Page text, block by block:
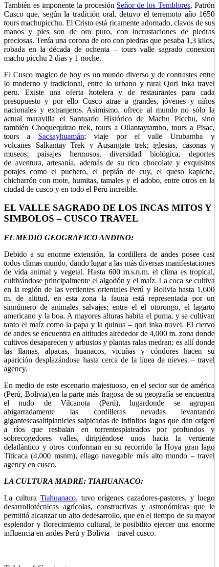
También es imponente la procesión Señor de los Temblores, Patrón
Cusco que, según la tradición oral, detuvo el terremoto año 1650
tours machupicchu. El Cristo está ricamente adornado, clavos de sus
manos y pies son de oro puro, con incrustaciones de piedras
preciosas. Tenía una corona de oro con piedras que pesaba 1,3 kilos,
robada en la década de ochenta – tours valle sagrado conexion
machu picchu 2 dias y 1 noche.
El Cusco magico de hoy es un mundo diverso y de contrastes entre
lo moderno y tradicional, entre lo urbano y rural Qori inka travel
peru. Existe una oferta hotelera y de restaurantes para cada
presupuesto y por ello Cusco atrae a grandes, jóvenes y niños
nacionales y extranjeros. Asimismo, ofrece al mundo no sólo la
actual maravilla el Santuario Histórico de Machu Picchu, sino
también Choquequirao trek, tours a Ollantaytambo, tours a Pisac,
tours a Sacsayhuamán; viaje por el valle Urubamba y
volcanes Salkantay Trek y Ausangate trek; iglesias, casonas y
museos; paisajes hermosos, diversidad biológica, deportes
de aventura, artesanía, además de su rico chocolate y exquisitos
potajes como el puchero, el pepián de cuy, el queso kapiche,
chicharrón con mote, humitas, tamales y el adobo, entre otros en la
ciudad de cusco y en todo el Peru increible.
EL VALLE SAGRADO DE LOS INCAS MITOS Y
SIMBOLOS – CUSCO TRAVEL
EL MEDIO GEOGRAFICO ANDINO:
Debido a su enorme extensión, la cordillera de andes posee casi
todos climas mundo, dando lugar a las más diversas manifestaciones
de vida animal y vegetal. Hasta 600 m.s.n.m. el clima es tropical,
cultivándose principalmente el algodón y el maíz. La coca se cultiva
en la región de las vertientes orientales Perú y Bolivia hasta 1,600
m. de altitud, en esta zona la fauna está representada por un
sinnúmero de animales salvajes; entre el el otorongo, el lagarto
americano y la boa. A mayores alturas habita el puma, y se cultivan
tanto el maíz como la papa y la quinua – qori inka travel. El ciervo
de andes se encuentra en altitudes alrededor de 4,000 m. zona donde
cultivos desaparecen y arbustos y plantas ralas medran; es allí donde
las llamas, alpacas, huanacos, vicuñas y cóndores hacen su
aparición desplazándose hasta cerca de la línea de nieves – travel
agency.
En medio de este escenario majestuoso, en el sector sur de américa
(Perú, Bolivia),en la parte más fragosa de su geografía se encuentra
el nudo de Vilcanota (Perú), lugardonde seagrupan
abigarradamente las cordilleras nevadas levantando
gigantescasaltiplanicies salpicadas de infinitos lagos que dan origen
a ríos que resbalan en torrentesplateados por profundos y
sobrecogedores valles, dirigiéndose unos hacia la vertiente
delatlántico y otros conforman en su recorrido la Hoya gran lago
Titicaca (4,000 msnm), ellago navegable más alto mundo – travel
agency en cusco.
LA CULTURA MADRE: TIAHUANACO:
La cultura Tiahuanaco, tuvo orígenes cazadores-pastores, y luego
desarrollotécnicas agrícolas, constructivas y astronómicas que le
permitió alcanzar un alto dedesarrollo, que en el tiempo de su mayor
esplendor y florecimiento cultural, le posibilito ejercer una enorme
influencia en andes Perú y Bolivia – travel cusco.